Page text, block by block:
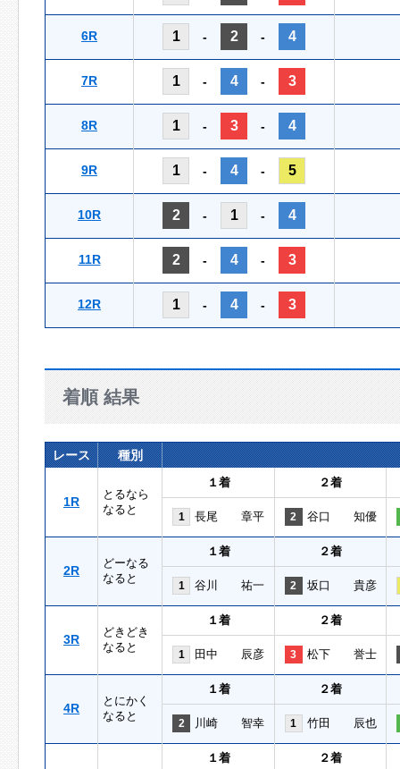
6R 1 - 2 - 4
7R 1 - 4 - 3
8R 1 - 3 - 4
9R 1 - 4 - 5
10R 2 - 1 - 4
11R 2 - 4 - 3
12R 1 - 4 - 3
着順 結果
レース 種別
1R
とるなら
なると
１着 ２着
1 長尾 章平 2 谷口 知優
2R
どーなる
なると
１着 ２着
1 谷川 祐一 2 坂口 貴彦
3R
どきどき
なると
１着 ２着
1 田中 辰彦 3 松下 誉士
4R
とにかく
なると
１着 ２着
2 川崎 智幸 1 竹田 辰也
１着 ２着